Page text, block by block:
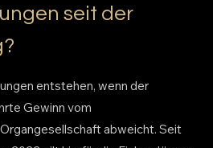
seit der
entstehen, wenn der
Gewinn vom
abweicht. Seit